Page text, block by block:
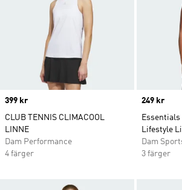
Price
399 kr
CLUB TENNIS CLIMACOOL
LINNE
Dam Performance
4 färger
Price
249 kr
Essentials
Lifestyle
Dam
3 färger